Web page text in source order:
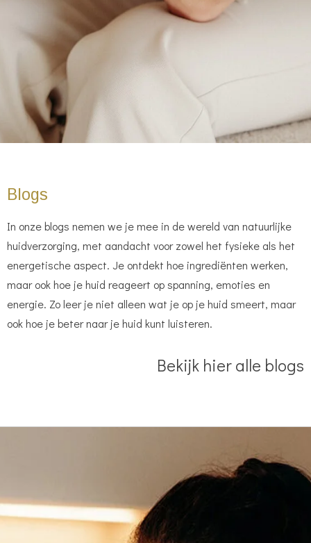
Blogs
In onze blogs nemen we je mee in de wereld van natuurlijke
huidverzorging, met aandacht voor zowel het fysieke als het
energetische aspect. Je ontdekt hoe ingrediënten werken,
maar ook hoe je huid reageert op spanning, emoties en
energie. Zo leer je niet alleen wat je op je huid smeert, maar
ook hoe je beter naar je huid kunt luisteren.
Bekijk hier alle blogs